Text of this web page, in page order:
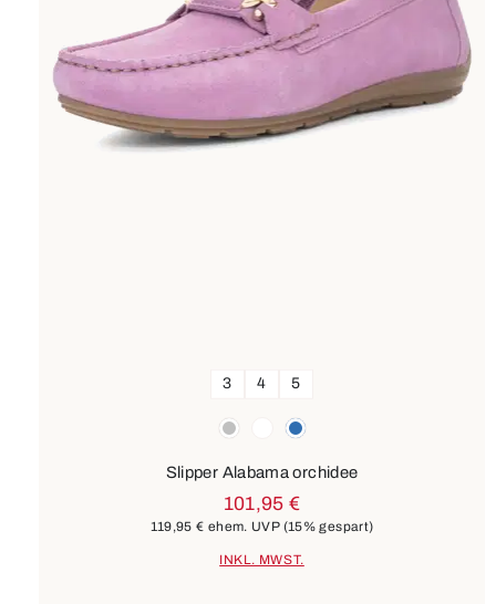
silber weißblau
3 4 5
Slipper Alabama orchidee
101,95 €
119,95 € ehem. UVP (15% gespart)
INKL. MWST.